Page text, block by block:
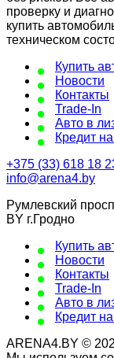
проверку и
купить
техническом
Купить
Новости
Контакты
Trade-In
Авто в
Кредит
+375 (33) 618 18
info@arena4.by
Румлевский
BY г.Гродно
Купить
Новости
Контакты
Trade-In
Авто в
Кредит
ARENA4.BY ©